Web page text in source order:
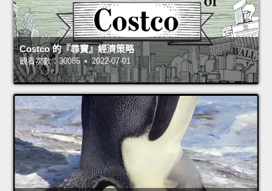
Costco 的『尋寶』經濟策略
觀看次數：30085 • 2022-07-01